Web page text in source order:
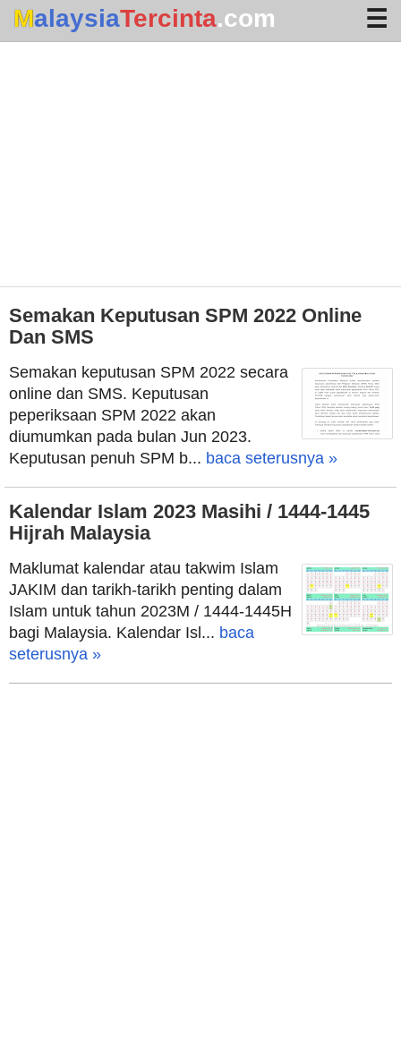
MalaysiaTercinta.com
Semakan Keputusan SPM 2022 Online
Dan SMS
Semakan keputusan SPM 2022 secara
online dan SMS. Keputusan
peperiksaan SPM 2022 akan
diumumkan pada bulan Jun 2023.
Keputusan penuh SPM b... baca seterusnya »
Kalendar Islam 2023 Masihi / 1444-1445
Hijrah Malaysia
Maklumat kalendar atau takwim Islam
JAKIM dan tarikh-tarikh penting dalam
Islam untuk tahun 2023M / 1444-1445H
bagi Malaysia. Kalendar Isl... baca
seterusnya »